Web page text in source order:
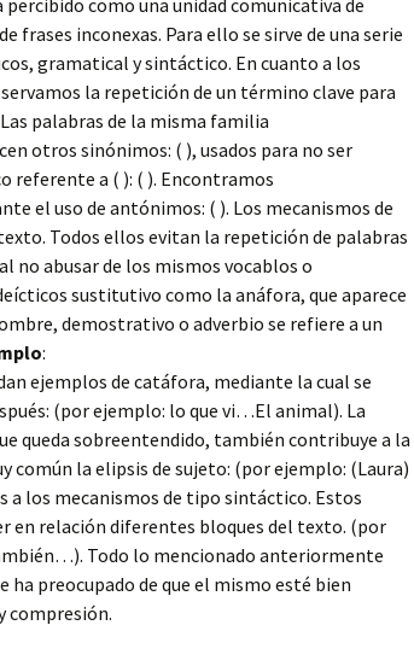
como una unidad comunicativa de
frases inconexas. Para ello se sirve de una serie
gramatical y sintáctico. En cuanto a los
la repetición de un término clave para
palabras de la misma familia
otros sinónimos: ( ), usados para no ser
referente a ( ): ( ). Encontramos
el uso de antónimos: ( ). Los mecanismos de
Todos ellos evitan la repetición de palabras
no abusar de los mismos vocablos o
sustitutivo como la anáfora, que aparece
demostrativo o adverbio se refiere a un
:
ejemplos de catáfora, mediante la cual se
(por ejemplo: lo que vi…El animal). La
queda sobreentendido, también contribuye a la
común la elipsis de sujeto: (por ejemplo: (Laura)
los mecanismos de tipo sintáctico. Estos
en relación diferentes bloques del texto. (por
Todo lo mencionado anteriormente
preocupado de que el mismo esté bien
compresión.